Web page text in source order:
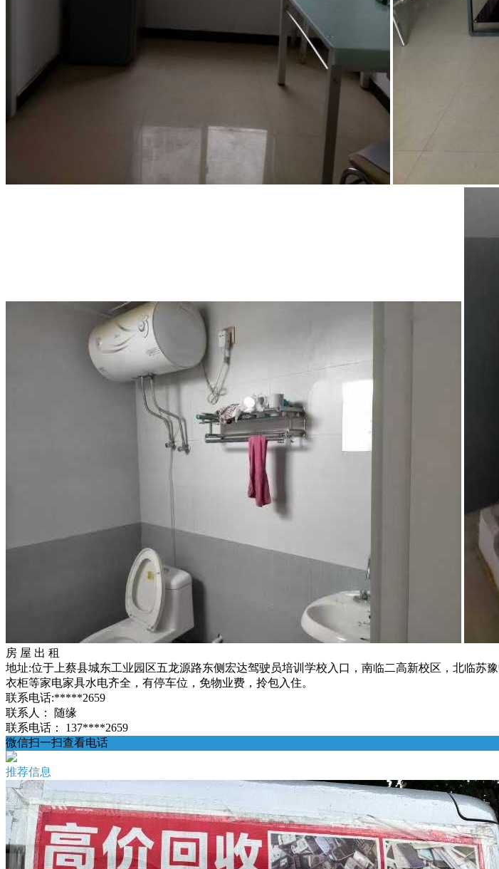
房 屋 出 租
地址:位于上蔡县城东工业园区五龙源路东侧宏达驾驶员培训学校入口，南临二高新校区，北临苏
衣柜等家电家具水电齐全，有停车位，免物业费，拎包入住。
联系电话:*****2659
联系人：
随缘
联系电话：
137****2659
微信扫一扫查看电话
推荐信息